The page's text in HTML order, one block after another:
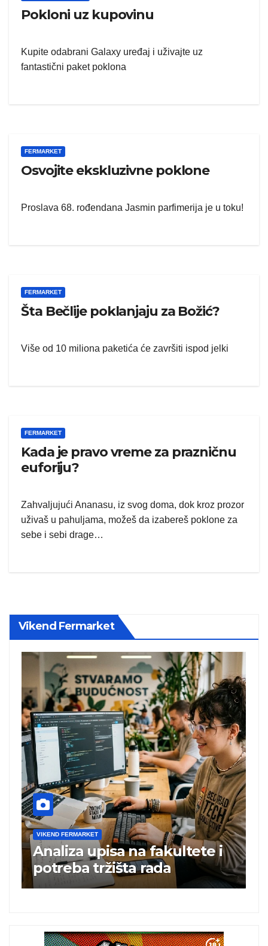
Pokloni uz kupovinu
Kupite odabrani Galaxy uređaj i uživajte uz
fantastični paket poklona
FERMARKET
Osvojite ekskluzivne poklone
Proslava 68. rođendana Jasmin parfimerija je u toku!
FERMARKET
Šta Bečlije poklanjaju za Božić?
Više od 10 miliona paketića će završiti ispod jelki
FERMARKET
Kada je pravo vreme za prazničnu
euforiju?
Zahvaljujući Ananasu, iz svog doma, dok kroz prozor
uživaš u pahuljama, možeš da izabereš poklone za
sebe i sebi drage…
Vikend Fermarket
VIKEND FERMARKET
Analiza upisa na fakultete i
potreba tržišta rada
VIKEND